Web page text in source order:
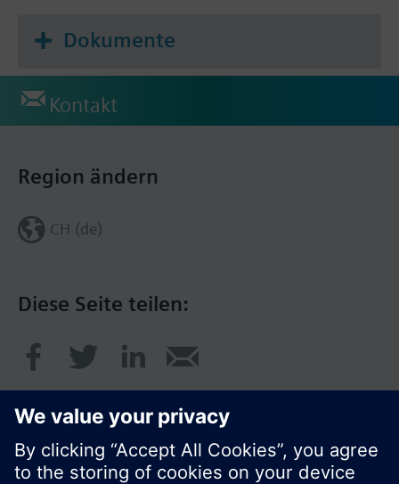
Dokumente
Kontakt
Diese Seite teilen:
Region ändern
CH (de)